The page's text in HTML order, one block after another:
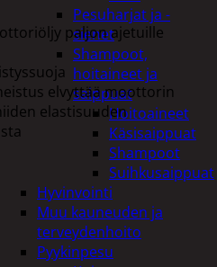
Pesuharjat ja -
sienet
Shampoot,
hoitaineet ja
saippuat
Hoitoaineet
Käsisaippuat
Shampoot
Suihkusaippuat
Hyvinvointi
Muu kauneuden ja
terveydenhoito
Pyykinpesu
paljon ajetuille
elvyttää moottorin
elastisuuden